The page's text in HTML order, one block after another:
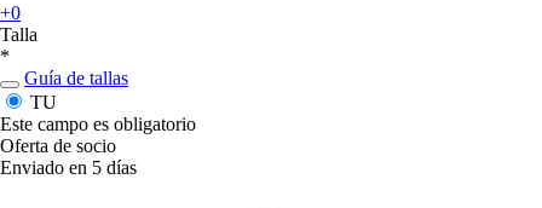
+0
Talla
*
Guía de tallas
TU
Este campo es obligatorio
Oferta de socio
Enviado en 5 días